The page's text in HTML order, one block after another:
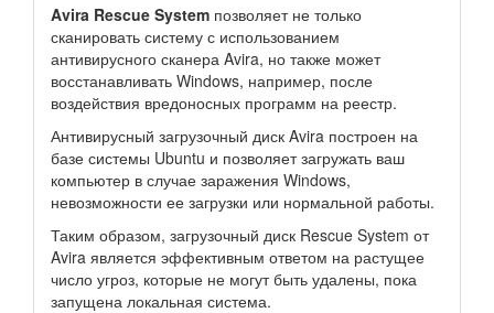
Avira Rescue System позволяет не только
сканировать систему с использованием
антивирусного сканера Avira, но также может
восстанавливать Windows, например, после
воздействия вредоносных программ на реестр.
Антивирусный загрузочный диск Avira построен на
базе системы Ubuntu и позволяет загружать ваш
компьютер в случае заражения Windows,
невозможности ее загрузки или нормальной работы.
Таким образом, загрузочный диск Rescue System от
Avira является эффективным ответом на растущее
число угроз, которые не могут быть удалены, пока
запущена локальная система.